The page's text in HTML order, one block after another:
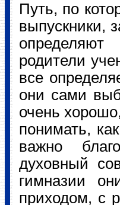
Путь, по
выпускники,
родители
все
они сами
очень
понимать,
важно
духовный
гимназии
приходом, с